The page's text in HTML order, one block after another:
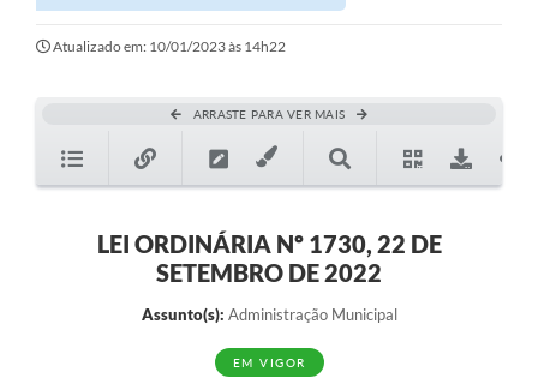
Atualizado em: 10/01/2023 às 14h22
ARRASTE PARA VER MAIS
LEI ORDINÁRIA Nº 1730, 22 DE
SETEMBRO DE 2022
Assunto(s): Administração Municipal
EM VIGOR